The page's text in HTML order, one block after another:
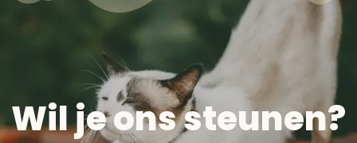
Wil je ons steunen?